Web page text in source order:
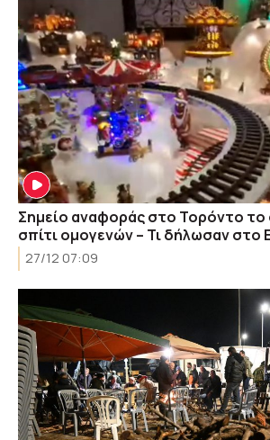
Σημείο αναφοράς στο Τορόντο το
σπίτι ομογενών – Τι δήλωσαν στο
27/12 07:09